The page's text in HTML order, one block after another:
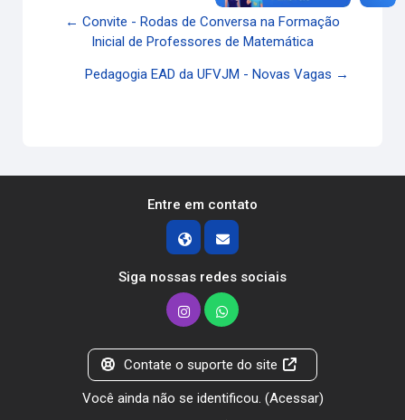
← Convite - Rodas de Conversa na Formação
Inicial de Professores de Matemática
Pedagogia EAD da UFVJM - Novas Vagas →
Entre em contato
Siga nossas redes sociais
Contate o suporte do site
Você ainda não se identificou. (Acessar)